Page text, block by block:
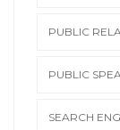
PUBLIC
PUBLIC
SEARCH